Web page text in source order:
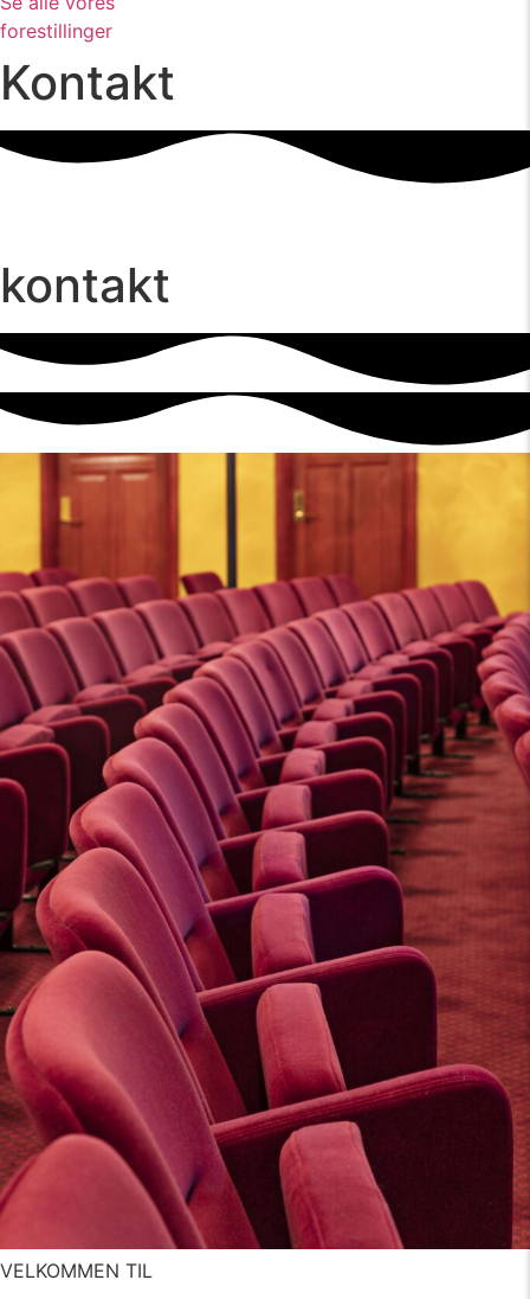
forestillinger
Kontakt
kontakt
VELKOMMEN TIL